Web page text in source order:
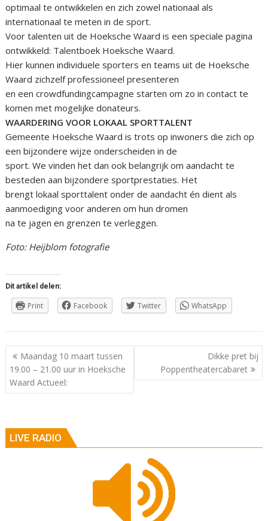
optimaal te ontwikkelen en zich zowel nationaal als
internationaal te meten in de sport.
Voor talenten uit de Hoeksche Waard is een speciale pagina
ontwikkeld: Talentboek Hoeksche Waard.
Hier kunnen individuele sporters en teams uit de Hoeksche
Waard zichzelf professioneel presenteren
en een crowdfundingcampagne starten om zo in contact te
komen met mogelijke donateurs.
WAARDERING VOOR LOKAAL SPORTTALENT
Gemeente Hoeksche Waard is trots op inwoners die zich op
een bijzondere wijze onderscheiden in de
sport. We vinden het dan ook belangrijk om aandacht te
besteden aan bijzondere sportprestaties. Het
brengt lokaal sporttalent onder de aandacht én dient als
aanmoediging voor anderen om hun dromen
na te jagen en grenzen te verleggen.
Foto: Heijblom fotografie
Dit artikel delen:
Print Facebook Twitter WhatsApp
Berichtnavigatie
Maandag 10 maart tussen
19.00 – 21.00 uur in Hoeksche
Waard Actueel:
Dikke pret bij
Poppentheatercabaret
LIVE RADIO